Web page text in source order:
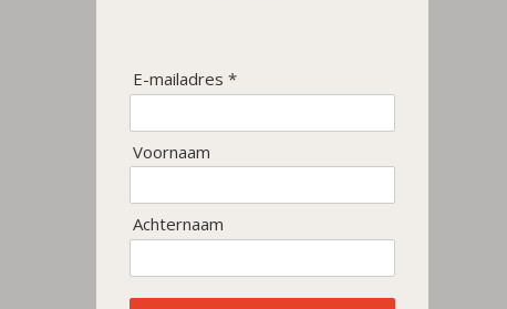
E-mailadres *
Voornaam
Achternaam